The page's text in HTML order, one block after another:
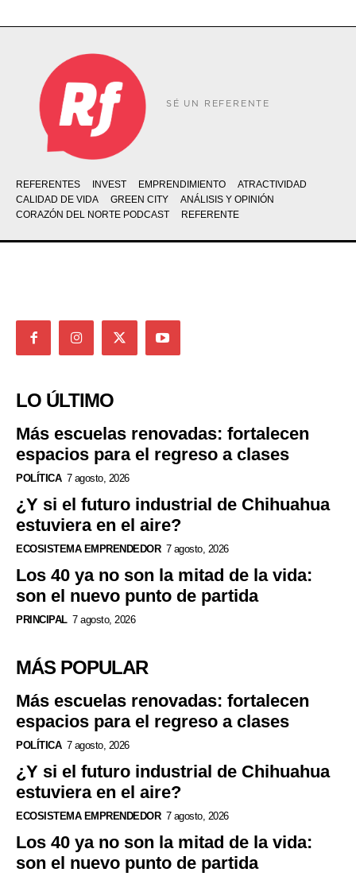
SÉ UN REFERENTE
REFERENTES INVEST EMPRENDIMIENTO
ATRACTIVIDAD
CALIDAD DE VIDA
GREEN CITY
ANÁLISIS Y OPINIÓN
CORAZÓN DEL NORTE PODCAST
REFERENTE
LO ÚLTIMO
Más escuelas renovadas: fortalecen
espacios para el regreso a clases
POLÍTICA 7 agosto, 2026
¿Y si el futuro industrial de Chihuahua
estuviera en el aire?
ECOSISTEMA EMPRENDEDOR 7 agosto, 2026
Los 40 ya no son la mitad de la vida:
son el nuevo punto de partida
PRINCIPAL 7 agosto, 2026
MÁS POPULAR
Más escuelas renovadas: fortalecen
espacios para el regreso a clases
POLÍTICA 7 agosto, 2026
¿Y si el futuro industrial de Chihuahua
estuviera en el aire?
ECOSISTEMA EMPRENDEDOR 7 agosto, 2026
Los 40 ya no son la mitad de la vida:
son el nuevo punto de partida